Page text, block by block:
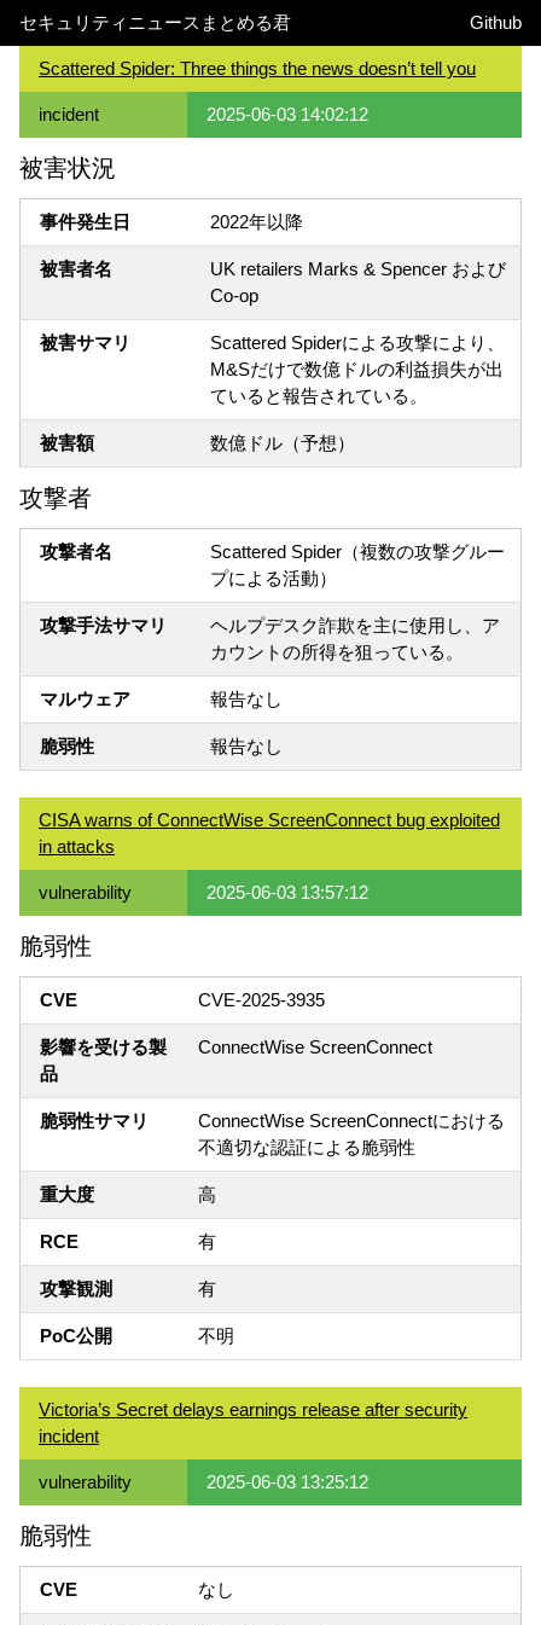
セキュリティニュースまとめる君 Github
Scattered Spider: Three things the news doesn’t tell you
incident 2025-06-03 14:02:12
被害状況
事件発生日 2022年以降
被害者名
UK retailers Marks & Spencer および
Co-op
被害サマリ
Scattered Spiderによる攻撃により、
M&Sだけで数億ドルの利益損失が出
ていると報告されている。
被害額 数億ドル（予想）
攻撃者
攻撃者名
Scattered Spider（複数の攻撃グルー
プによる活動）
攻撃手法サマリ
ヘルプデスク詐欺を主に使用し、ア
カウントの所得を狙っている。
マルウェア 報告なし
脆弱性 報告なし
CISA warns of ConnectWise ScreenConnect bug exploited
in attacks
vulnerability 2025-06-03 13:57:12
脆弱性
CVE CVE-2025-3935
影響を受ける製
品
ConnectWise ScreenConnect
脆弱性サマリ
ConnectWise ScreenConnectにおける
不適切な認証による脆弱性
重大度 高
RCE 有
攻撃観測 有
PoC公開 不明
Victoria’s Secret delays earnings release after security
incident
vulnerability 2025-06-03 13:25:12
脆弱性
CVE なし